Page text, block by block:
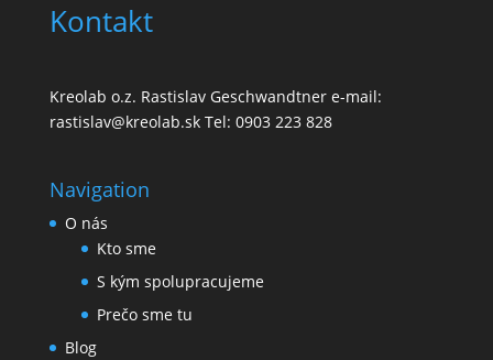
Kontakt
Kreolab o.z. Rastislav Geschwandtner e-mail:
rastislav@kreolab.sk Tel: 0903 223 828
Navigation
O nás
Kto sme
S kým spolupracujeme
Prečo sme tu
Blog